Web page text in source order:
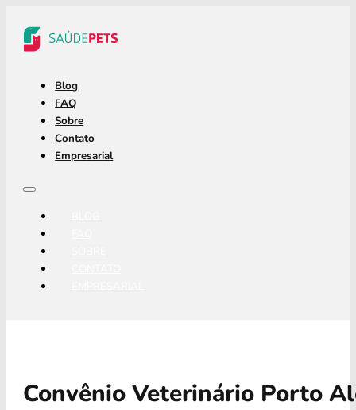
Blog
FAQ
Sobre
Contato
Empresarial
Convênio Veterinário Porto